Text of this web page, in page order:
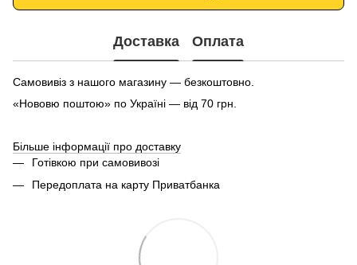
Доставка Оплата
Самовивіз з нашого магазину — безкоштовно.
«Нововю поштою» по Україні — від 70 грн.
Більше інформації про доставку
Готівкою при самовивозі
Передоплата на карту Приватбанка